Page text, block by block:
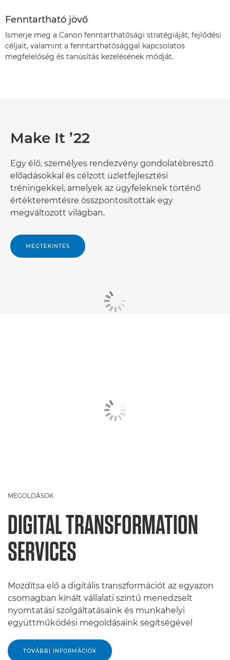
Fenntartható jövő
Ismerje meg a Canon fenntarthatósági stratégiáját, fejlődési
céljait, valamint a fenntarthatósággal kapcsolatos
megfelelőség és tanúsítás kezelésének módját.
Make It ’22
Egy élő, személyes rendezvény gondolatébresztő
előadásokkal és célzott üzletfejlesztési
tréningekkel, amelyek az ügyfeleknek történő
értékteremtésre összpontosítottak egy
megváltozott világban.
MEGTEKINTÉS
MEGOLDÁSOK
DIGITAL TRANSFORMATION
SERVICES
Mozdítsa elő a digitális transzformációt az egyazon
csomagban kínált vállalati szintű menedzselt
nyomtatási szolgáltatásaink és munkahelyi
együttműködési megoldásaink segítségével
TOVÁBBI INFORMÁCIÓK